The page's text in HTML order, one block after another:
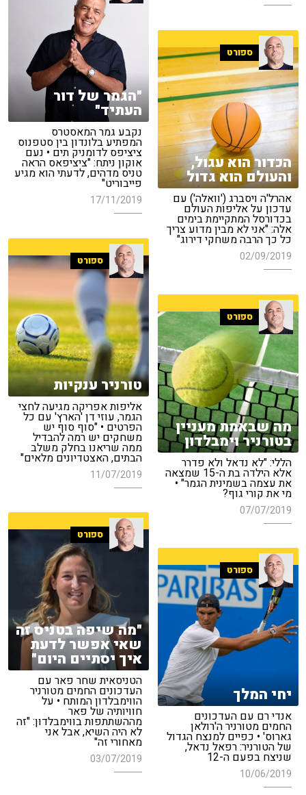
"הגמר של דור
העתיד"
נקבע גמר המאסטרס
המפתיע בלונדון בין סטפנוס
ציציפס לדומניק תים • נעם
אוקון ניתח: "ציציפאס הראה
טניס מדהים, לדעתי הוא מגיע
פייבוריט"
17/11/2019
ספורט
הכדור הוא עגול,
והעולם הוא גדול
אהרל'ה ויסברג ('וואלה') עם
עדכון על אליפות העולם
בכדורסל המתקיימת בימים
אלה: "אני לא מבין מדוע צריך
כל כך הרבה משחקי דירוג"
02/09/2019 ספורט
טורניר ענקיות
אליפות אפריקה מגיעה לחצי
הגמר, עוזי דן 'הארץ' עם כל
הפרטים • "סוף סוף יש
משחקים יש רמה להבדיל
ממה שריאנו בחלק משלב
הבתים, האצטדיונים מלאים"
11/07/2019
ספורט
מה שבאמת מעניין
בטורניר וימבלדון
הללי: "לא נדאל ולא פדרר
אלא הילדה בת ה-15 שמצאה
את עצמה בשמינית הגמר" •
מי את קורי גוף?
07/07/2019
ספורט
"מה שיפה בטניס זה
שאי אפשר לדעת
איך יסתיים היום"
הטניסאית שחר פאר עם
העדכונים החמים מטורניר
הווימבלדון המותח • על
חוויותיה של פאר
מההשתתפות בווימבלדון: "זה
לא היה השיא, אבל אני
מאחורי זה"
03/07/2019
ספורט
יחי המלך
אנדי רם עם העדכונים
החמים מטורניר ה'רולאן
גארוס' • כפיים למנצח הגדול
של הטורניר: רפאל נדאל,
שניצח בפעם ה-12
10/06/2019